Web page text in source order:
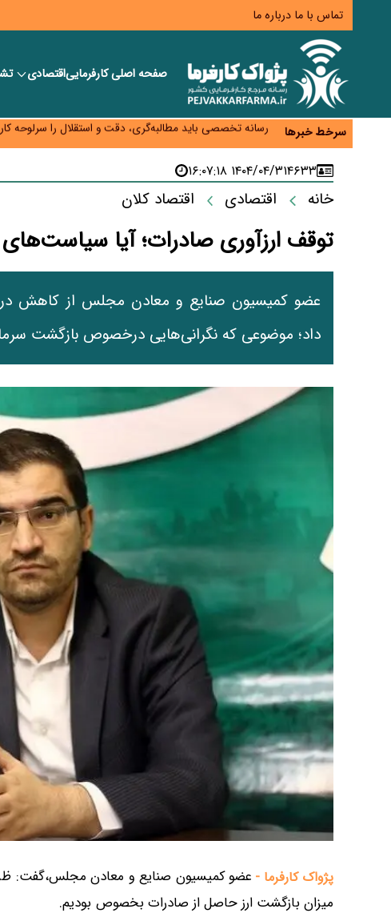
تماس با ما درباره ما
صفحه اصلیکارفرماییاقتصادی
سرخط خبرها
هشدار درباره کاهش عرضه مسکن اجاره‌ای؛ دولت واحدهای خود
رسانه تخصصی باید مطالبه‌گری، دقت و استقلال را سرلوحه
احراز صلاحیت ۱۹۴۱ مدیر در شرکت‌های وزارت کار انجام نشده است؛ شایسته‌سالاری زیر فشار؟
صادرات محصولات آب‌بر در اوج خشکسالی؛ تراز تجاری به چه
موبایل گران می‌شود؟ هزینه واردات ۱۰ برابر شد، ثبت سفارش همچنان متوقف است
۴۶۳۳۱۴۰۴/۰۴/۳۱ ۱۶:۰۷:۱۸
خانه اقتصادی اقتصاد کلان
توقف ارزآوری صادرات؛ آیا
عضو کمیسیون صنایع و معادن مجلس از کاهش
داد؛ موضوعی که نگرانی‌هایی درخصوص بازگشت
پژواک کارفرما - عضو کمیسیون صنایع و معادن مجلس،گفت:
میزان بازگشت ارز حاصل از صادرات بخصوص بودیم.